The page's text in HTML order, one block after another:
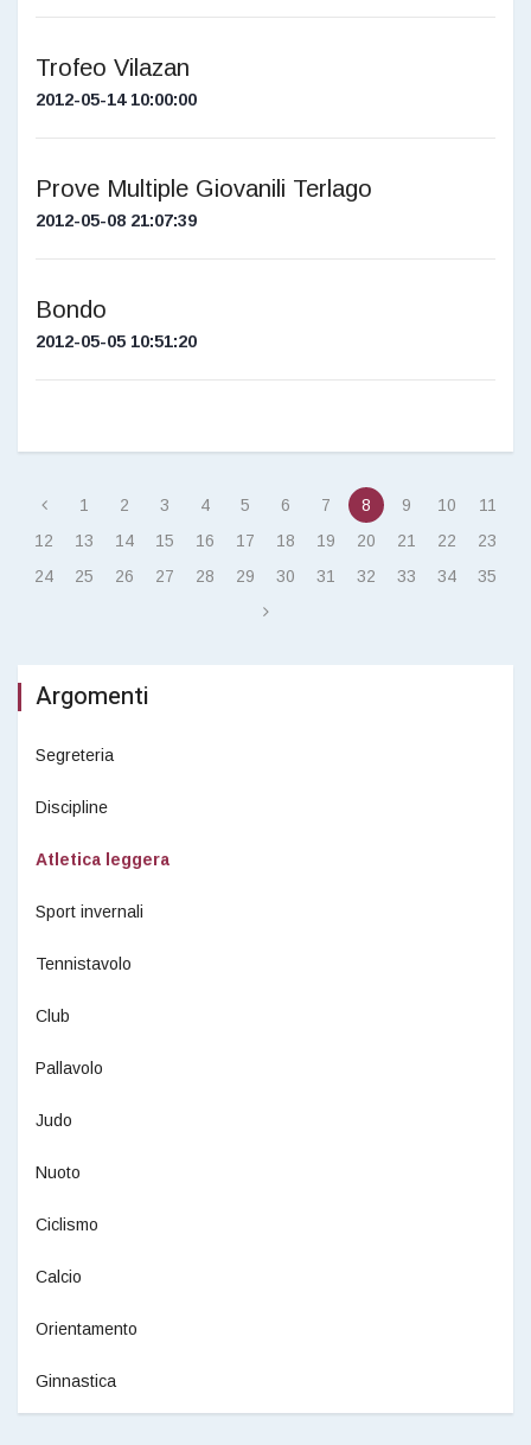
Trofeo Vilazan
2012-05-14 10:00:00
Prove Multiple Giovanili Terlago
2012-05-08 21:07:39
Bondo
2012-05-05 10:51:20
1 2 3 4 5 6 7 8 9 10
11
12
13 14 15 16 17 18 19 20 21 22
23
24
25 26 27 28 29 30 31 32 33 34 35
Argomenti
Segreteria
Discipline
Atletica leggera
Sport invernali
Tennistavolo
Club
Pallavolo
Judo
Nuoto
Ciclismo
Calcio
Orientamento
Ginnastica